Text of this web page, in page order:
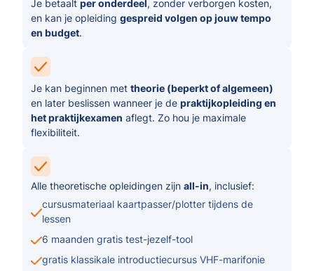
Je betaalt per onderdeel, zonder verborgen kosten,
en kan je opleiding gespreid volgen op jouw tempo
en budget.
Je kan beginnen met theorie (beperkt of algemeen)
en later beslissen wanneer je de praktijkopleiding en
het praktijkexamen aflegt. Zo hou je maximale
flexibiliteit.
Alle theoretische opleidingen zijn all-in, inclusief:
cursusmateriaal kaartpasser/plotter tijdens de
lessen
6 maanden gratis test-jezelf-tool
gratis klassikale introductiecursus VHF-marifonie